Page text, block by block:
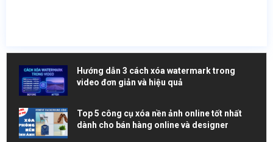
Hướng dẫn 3 cách xóa watermark trong
video đơn giản và hiệu quả
Top 5 công cụ xóa nền ảnh online tốt nhất
dành cho bán hàng online và designer